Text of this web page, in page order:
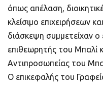
όπως απέλαση,
κλείσιμο επιχειρήσεων
διάσκεψη συμμετείχαν ο
επιθεωρητής του Μπαλί
Αντιπροσωπείας του
Ο επικεφαλής του